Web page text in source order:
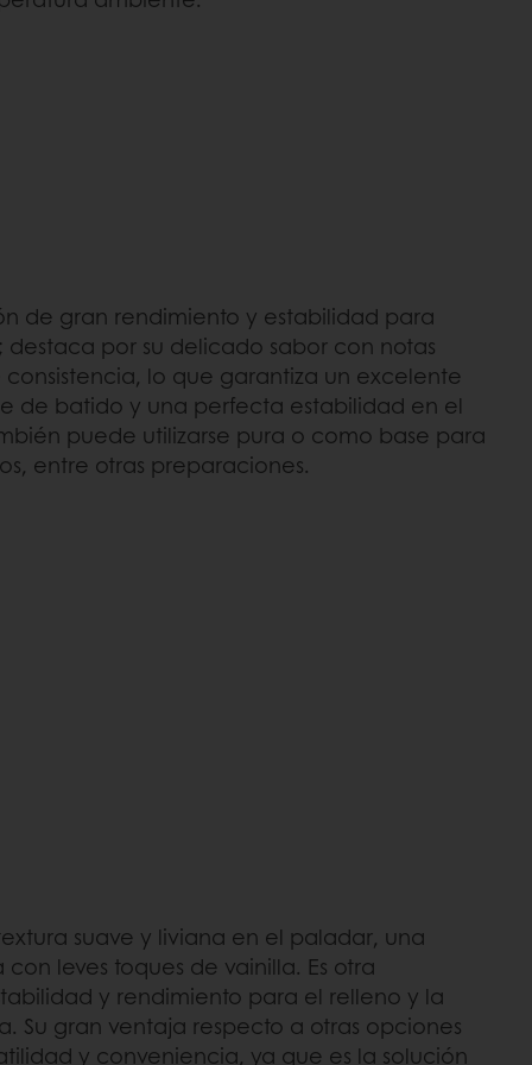
de gran rendimiento y estabilidad para
por su delicado sabor con notas
consistencia, lo que garantiza un excelente
de batido y una perfecta estabilidad en el
puede utilizarse pura o como base para
entre otras preparaciones.
suave y liviana en el paladar, una
leves toques de vainilla. Es otra
y rendimiento para el relleno y la
Su gran ventaja respecto a otras opciones
y conveniencia, ya que es la solución